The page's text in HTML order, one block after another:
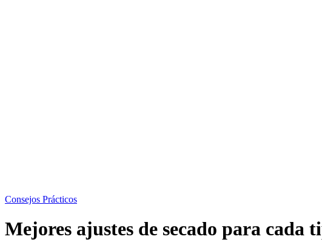
Consejos Prácticos
Mejores ajustes de secado para cada